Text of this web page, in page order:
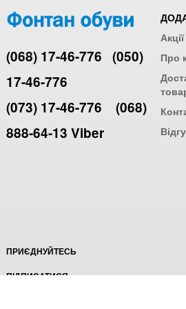
(068) 17-46-776 (050)
17-46-776
(073) 17-46-776
(068)
888-64-13 Viber
Акції
Про
ПРИЄДНУЙТЕСЬ
ПІДПИСАТИСЯ